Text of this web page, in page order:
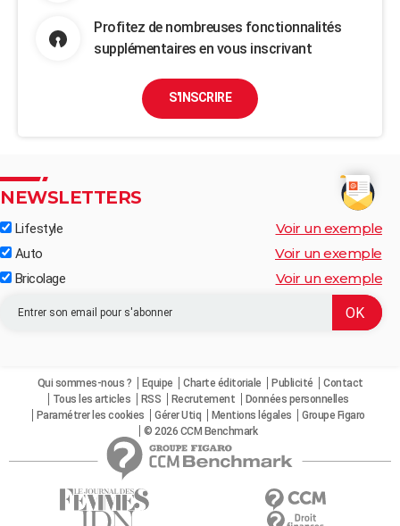
Profitez de nombreuses fonctionnalités
supplémentaires en vous inscrivant
S'INSCRIRE
NEWSLETTERS
Lifestyle Voir un exemple
Auto Voir un exemple
Bricolage Voir un exemple
Qui sommes-nous ? Equipe Charte éditoriale Publicité
Contact
Tous les articles
RSS Recrutement
Données personnelles
Paramétrer les cookies
Gérer Utiq Mentions légales
Groupe Figaro
© 2026 CCM Benchmark